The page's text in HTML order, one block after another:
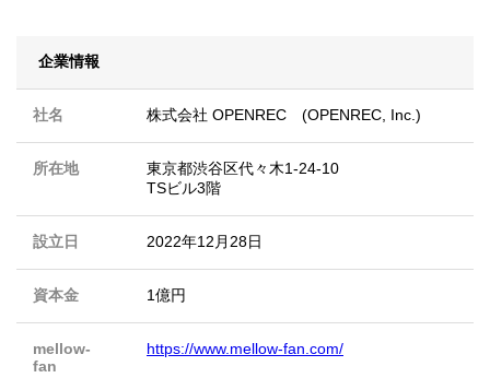
企業情報
社名 株式会社 OPENREC (OPENREC, Inc.)
所在地
東京都渋谷区代々木1-24-10
TSビル3階
設立日 2022年12月28日
資本金 1億円
mellow-
fan
https://www.mellow-fan.com/